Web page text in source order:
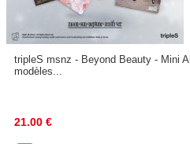
tripleS msnz - Beyond Beauty - Mini
modèles...
21.00 €